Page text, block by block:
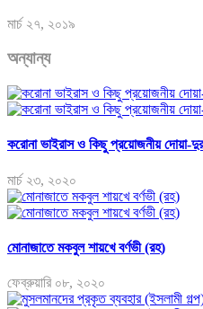
মার্চ ২৭, ২০১৯
অন্যান্য
করোনা ভাইরাস ও কিছু প্রয়োজনীয় দোয়া-
মার্চ ২৩, ২০২০
মোনাজাতে মকবুল শায়খে বর্ণভী (রহ)
ফেব্রুয়ারি ০৮, ২০২০